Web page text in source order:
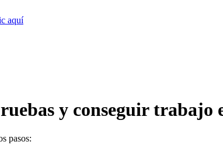
aquí
y conseguir trabajo
pasos: